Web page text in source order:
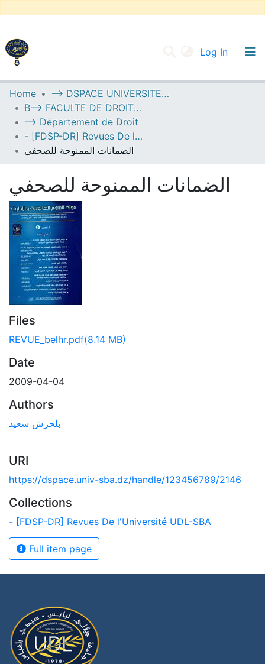
Log In
UNIVERSITY OF D.L SIDI BEL ABBES
Communities & Collections
All of DSpace
Statistics
Home
--> DSPACE UNIVERSITE DJILALLI LIABES DE SIDI BEL ABBES
B--> FACULTE DE DROIT ET SCIENCES POLITIQUES
--> Département de Droit
- [FDSP-DR] Revues De l'Université UDL-SBA
الضمانات الممنوحة للصحفي
الضمانات الممنوحة للصحفي
Files
REVUE_belhr.pdf(8.14 MB)
Date
2009-04-04
Authors
بلحرش سعيد
URI
https://dspace.univ-sba.dz/handle/123456789/2146
Collections
- [FDSP-DR] Revues De l'Université UDL-SBA
Full item page